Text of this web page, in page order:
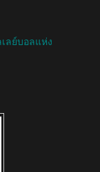
เลย์บอลแห่ง